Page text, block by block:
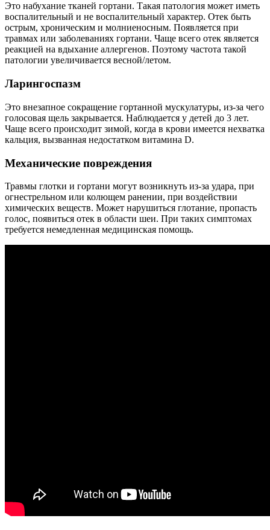
Это набухание тканей гортани. Такая патология может иметь
воспалительный и не воспалительный характер. Отек быть
острым, хроническим и молниеносным. Появляется при
травмах или заболеваниях гортани. Чаще всего отек является
реакцией на вдыхание аллергенов. Поэтому частота такой
патологии увеличивается весной/летом.
Ларингоспазм
Это внезапное сокращение гортанной мускулатуры, из-за чего
голосовая щель закрывается. Наблюдается у детей до 3 лет.
Чаще всего происходит зимой, когда в крови имеется нехватка
кальция, вызванная недостатком витамина D.
Механические повреждения
Травмы глотки и гортани могут возникнуть из-за удара, при
огнестрельном или колющем ранении, при воздействии
химических веществ. Может нарушиться глотание, пропасть
голос, появиться отек в области шеи. При таких симптомах
требуется немедленная медицинская помощь.